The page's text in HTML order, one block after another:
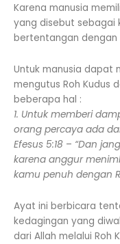
Karena manusia
yang disebut sebagai
bertentangan dengan
Untuk manusia dapat
mengutus Roh Kudus
beberapa hal :
1. Untuk memberi
orang percaya ada
Efesus 5:18 – “Dan
karena anggur
kamu penuh dengan
Ayat ini berbicara
kedagingan yang
dari Allah melalui Roh